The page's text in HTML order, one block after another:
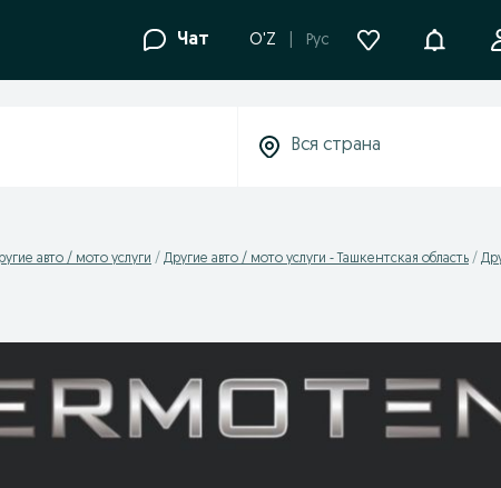
Чат O'Z Рус
авто / мото услуги Другие авто / мото услуги - Ташкентская область